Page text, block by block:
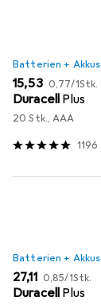
Batterien + Akkus
EUR
15,53 EUR
0,77/1Stk.
Duracell Plus
20 Stk., AAA
1196
Batterien + Akkus
EUR
27,11 EUR
0,85/1Stk.
Duracell Plus